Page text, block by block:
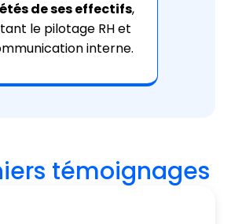
de ses effectifs,
le pilotage RH et
interne.
témoignages